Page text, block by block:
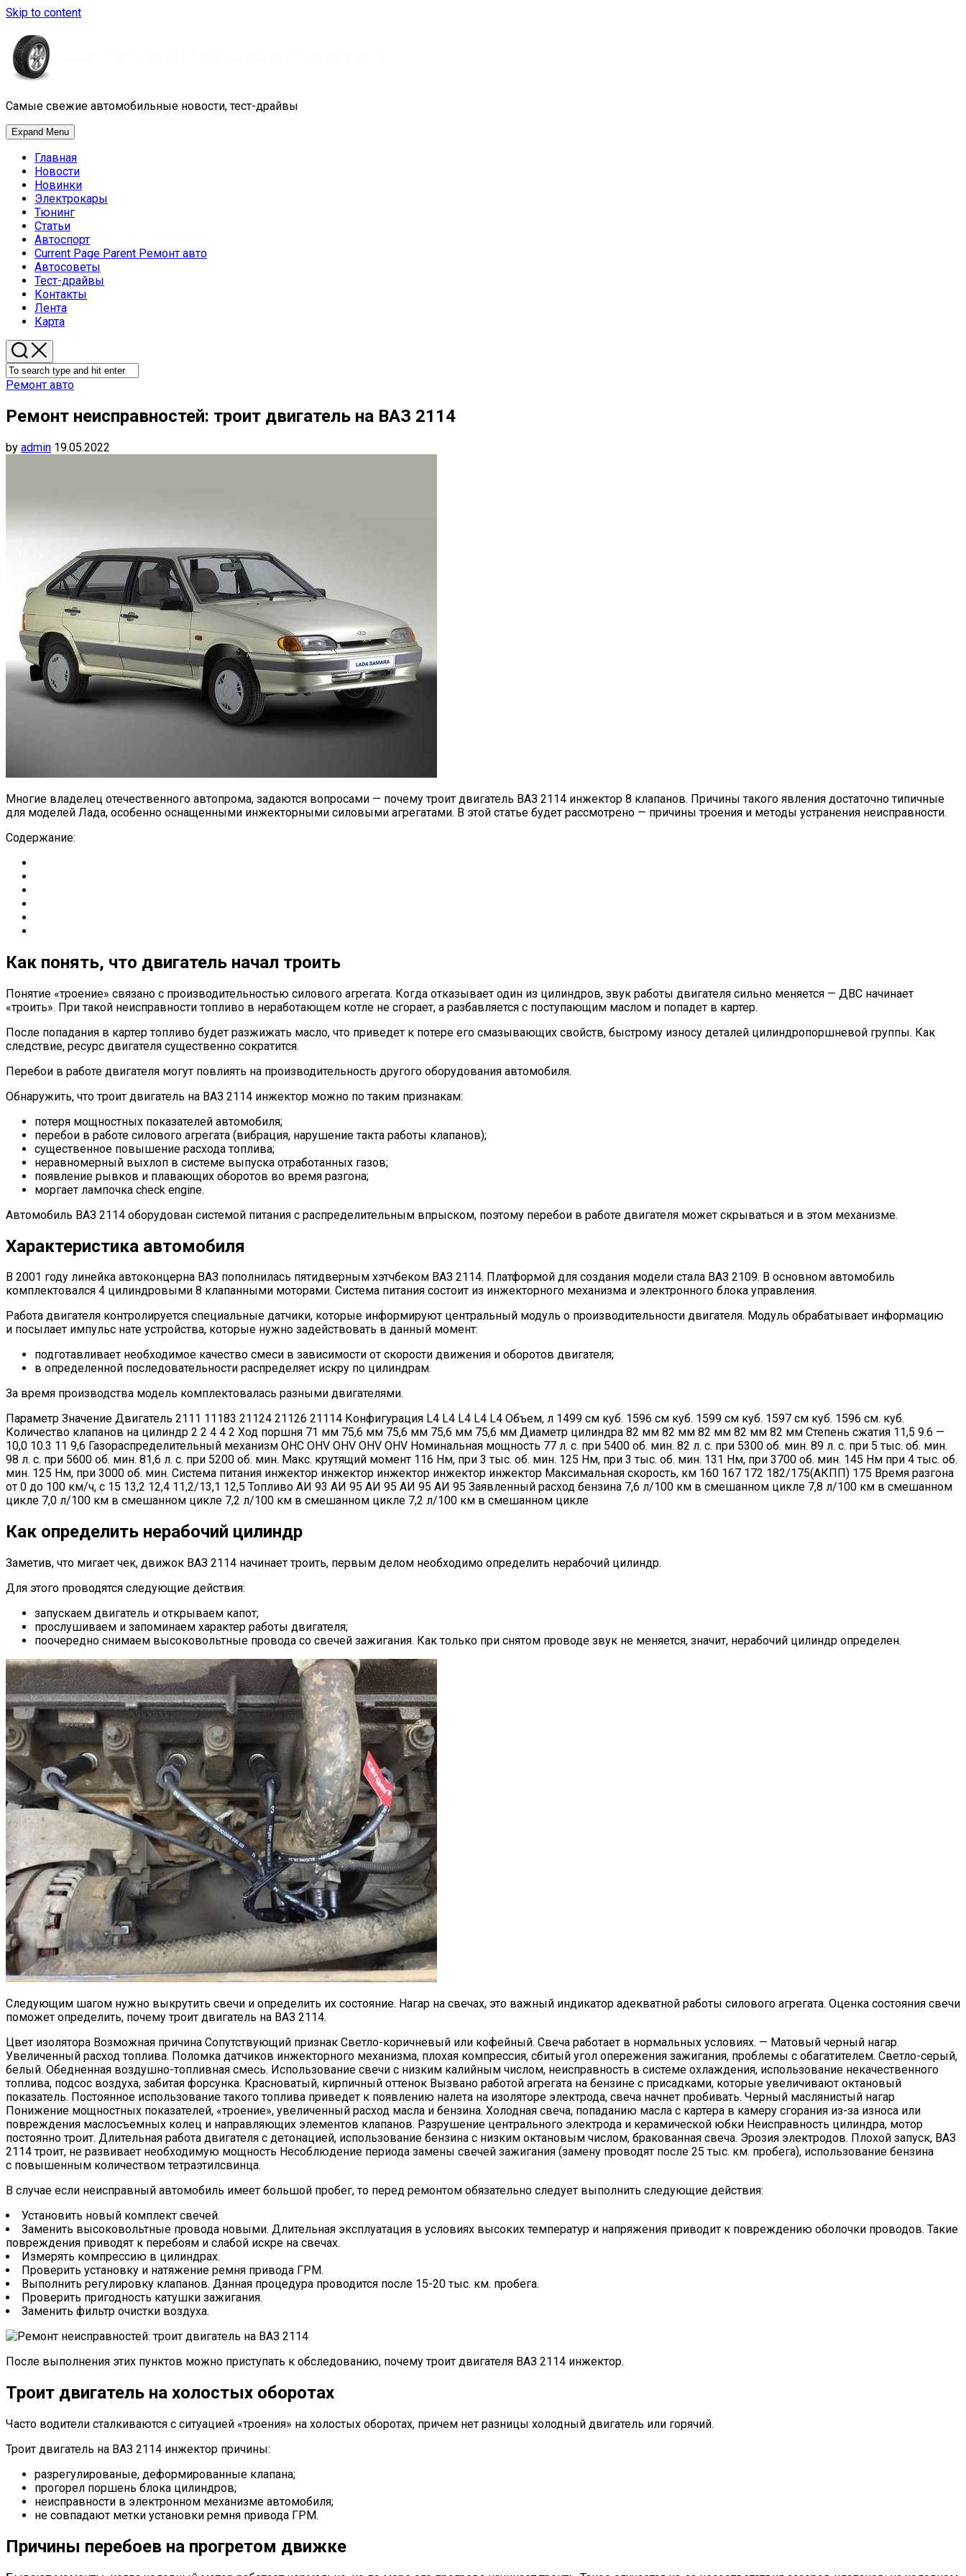
Skip to content
Самые свежие автомобильные новости, тест-драйвы
Expand Menu
Главная
Новости
Новинки
Электрокары
Тюнинг
Статьи
Автоспорт
Current Page Parent Ремонт авто
Автосоветы
Тест-драйвы
Контакты
Лента
Карта
Ремонт авто
Ремонт неисправностей: троит двигатель на ВАЗ 2114
by admin 19.05.2022
Многие владелец отечественного автопрома, задаются вопросами — почему троит двигатель ВАЗ 2114 инжектор 8 клапанов. Причины такого явления достаточно типичные
для моделей Лада, особенно оснащенными инжекторными силовыми агрегатами. В этой статье будет рассмотрено — причины троения и методы устранения неисправности.
Содержание:
Как понять, что двигатель начал троить
Понятие «троение» связано с производительностью силового агрегата. Когда отказывает один из цилиндров, звук работы двигателя сильно меняется — ДВС начинает
«троить». При такой неисправности топливо в неработающем котле не сгорает, а разбавляется с поступающим маслом и попадет в картер.
После попадания в картер топливо будет разжижать масло, что приведет к потере его смазывающих свойств, быстрому износу деталей цилиндропоршневой группы. Как
следствие, ресурс двигателя существенно сократится.
Перебои в работе двигателя могут повлиять на производительность другого оборудования автомобиля.
Обнаружить, что троит двигатель на ВАЗ 2114 инжектор можно по таким признакам:
потеря мощностных показателей автомобиля;
перебои в работе силового агрегата (вибрация, нарушение такта работы клапанов);
существенное повышение расхода топлива;
неравномерный выхлоп в системе выпуска отработанных газов;
появление рывков и плавающих оборотов во время разгона;
моргает лампочка check engine.
Автомобиль ВАЗ 2114 оборудован системой питания с распределительным впрыском, поэтому перебои в работе двигателя может скрываться и в этом механизме.
Характеристика автомобиля
В 2001 году линейка автоконцерна ВАЗ пополнилась пятидверным хэтчбеком ВАЗ 2114. Платформой для создания модели стала ВАЗ 2109. В основном автомобиль
комплектовался 4 цилиндровыми 8 клапанными моторами. Система питания состоит из инжекторного механизма и электронного блока управления.
Работа двигателя контролируется специальные датчики, которые информируют центральный модуль о производительности двигателя. Модуль обрабатывает информацию
и посылает импульс нате устройства, которые нужно задействовать в данный момент:
подготавливает необходимое качество смеси в зависимости от скорости движения и оборотов двигателя;
в определенной последовательности распределяет искру по цилиндрам.
За время производства модель комплектовалась разными двигателями.
Параметр Значение Двигатель 2111 11183 21124 21126 21114 Конфигурация L4 L4 L4 L4 L4 Объем, л 1499 см куб. 1596 см куб. 1599 см куб. 1597 см куб. 1596 см. куб.
Количество клапанов на цилиндр 2 2 4 4 2 Ход поршня 71 мм 75,6 мм 75,6 мм 75,6 мм 75,6 мм Диаметр цилиндра 82 мм 82 мм 82 мм 82 мм 82 мм Степень сжатия 11,5 9.6 —
10,0 10.3 11 9,6 Газораспределительный механизм OHС OHV OHV OHV OHV Номинальная мощность 77 л. с. при 5400 об. мин. 82 л. с. при 5300 об. мин. 89 л. с. при 5 тыс. об. мин.
98 л. с. при 5600 об. мин. 81,6 л. с. при 5200 об. мин. Макс. крутящий момент 116 Нм, при 3 тыс. об. мин. 125 Нм, при 3 тыс. об. мин. 131 Нм, при 3700 об. мин. 145 Нм при 4 тыс. об.
мин. 125 Нм, при 3000 об. мин. Система питания инжектор инжектор инжектор инжектор инжектор Максимальная скорость, км 160 167 172 182/175(АКПП) 175 Время разгона
от 0 до 100 км/ч, с 15 13,2 12,4 11,2/13,1 12,5 Топливо АИ 93 АИ 95 АИ 95 АИ 95 АИ 95 Заявленный расход бензина 7,6 л/100 км в смешанном цикле 7,8 л/100 км в смешанном
цикле 7,0 л/100 км в смешанном цикле 7,2 л/100 км в смешанном цикле 7,2 л/100 км в смешанном цикле
Как определить нерабочий цилиндр
Заметив, что мигает чек, движок ВАЗ 2114 начинает троить, первым делом необходимо определить нерабочий цилиндр.
Для этого проводятся следующие действия:
запускаем двигатель и открываем капот;
прослушиваем и запоминаем характер работы двигателя;
поочередно снимаем высоковольтные провода со свечей зажигания. Как только при снятом проводе звук не меняется, значит, нерабочий цилиндр определен.
Следующим шагом нужно выкрутить свечи и определить их состояние. Нагар на свечах, это важный индикатор адекватной работы силового агрегата. Оценка состояния свечи
поможет определить, почему троит двигатель на ВАЗ 2114.
Цвет изолятора Возможная причина Сопутствующий признак Светло-коричневый или кофейный. Свеча работает в нормальных условиях. — Матовый черный нагар.
Увеличенный расход топлива. Поломка датчиков инжекторного механизма, плохая компрессия, сбитый угол опережения зажигания, проблемы с обагатителем. Светло-серый,
белый. Обедненная воздушно-топливная смесь. Использование свечи с низким калийным числом, неисправность в системе охлаждения, использование некачественного
топлива, подсос воздуха, забитая форсунка. Красноватый, кирпичный оттенок Вызвано работой агрегата на бензине с присадками, которые увеличивают октановый
показатель. Постоянное использование такого топлива приведет к появлению налета на изоляторе электрода, свеча начнет пробивать. Черный маслянистый нагар
Понижение мощностных показателей, «троение», увеличенный расход масла и бензина. Холодная свеча, попаданию масла с картера в камеру сгорания из-за износа или
повреждения маслосъемных колец и направляющих элементов клапанов. Разрушение центрального электрода и керамической юбки Неисправность цилиндра, мотор
постоянно троит. Длительная работа двигателя с детонацией, использование бензина с низким октановым числом, бракованная свеча. Эрозия электродов. Плохой запуск, ВАЗ
2114 троит, не развивает необходимую мощность Несоблюдение периода замены свечей зажигания (замену проводят после 25 тыс. км. пробега), использование бензина
с повышенным количеством тетраэтилсвинца.
В случае если неисправный автомобиль имеет большой пробег, то перед ремонтом обязательно следует выполнить следующие действия:
Установить новый комплект свечей.
Заменить высоковольтные провода новыми. Длительная эксплуатация в условиях высоких температур и напряжения приводит к повреждению оболочки проводов. Такие
повреждения приводят к перебоям и слабой искре на свечах.
Измерять компрессию в цилиндрах.
Проверить установку и натяжение ремня привода ГРМ.
Выполнить регулировку клапанов. Данная процедура проводится после 15-20 тыс. км. пробега.
Проверить пригодность катушки зажигания.
Заменить фильтр очистки воздуха.
После выполнения этих пунктов можно приступать к обследованию, почему троит двигателя ВАЗ 2114 инжектор.
Троит двигатель на холостых оборотах
Часто водители сталкиваются с ситуацией «троения» на холостых оборотах, причем нет разницы холодный двигатель или горячий.
Троит двигатель на ВАЗ 2114 инжектор причины:
разрегулированые, деформированные клапана;
прогорел поршень блока цилиндров;
неисправности в электронном механизме автомобиля;
не совпадают метки установки ремня привода ГРМ.
Причины перебоев на прогретом движке